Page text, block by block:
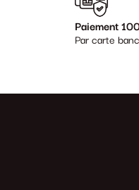
Paiement
Par carte